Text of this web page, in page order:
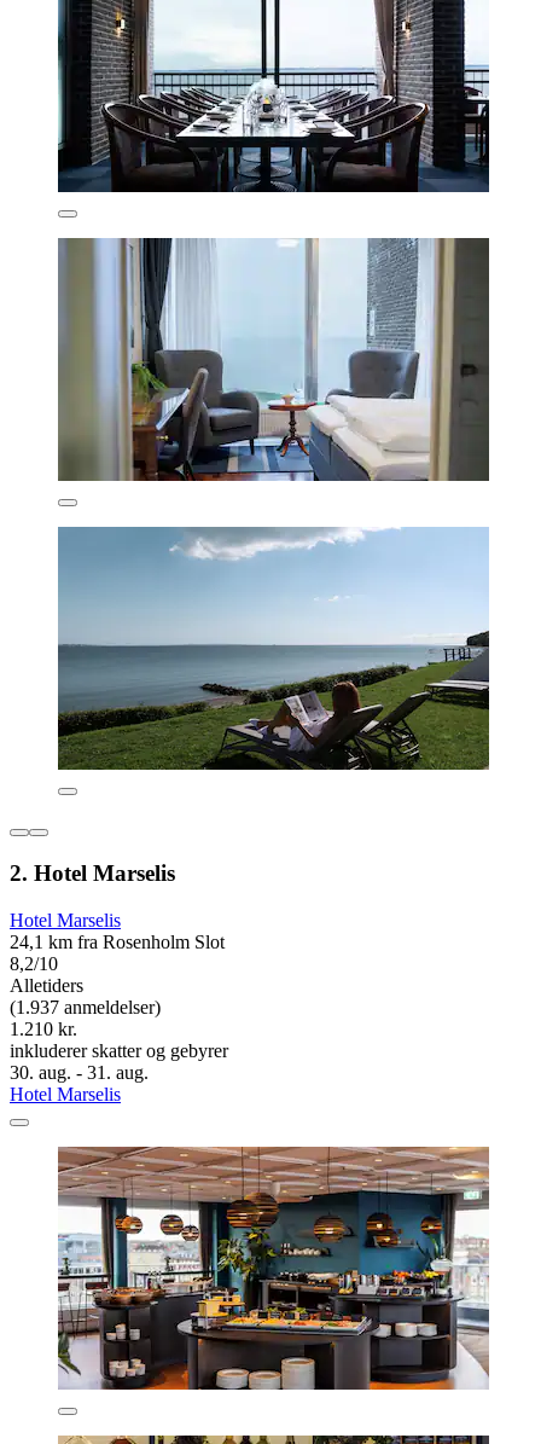
2. Hotel Marselis
Hotel Marselis
24,1 km fra Rosenholm Slot
8,2/10
Alletiders
(1.937 anmeldelser)
1.210 kr.
inkluderer skatter og gebyrer
30. aug. - 31. aug.
Hotel Marselis